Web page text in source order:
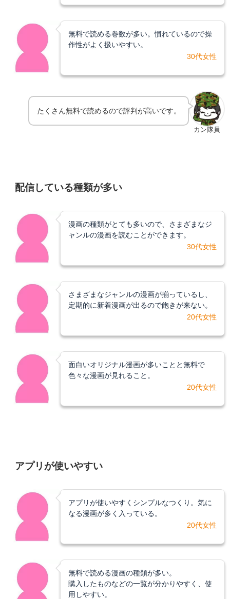
無料で読める巻数が多い。慣れているので操
作性がよく扱いやすい。
30代女性
カン隊員
たくさん無料で読めるので評判が高いです。
配信している種類が多い
漫画の種類がとても多いので、さまざまなジ
ャンルの漫画を読むことができます。
30代女性
さまざまなジャンルの漫画が揃っているし、
定期的に新着漫画が出るので飽きが来ない。
20代女性
面白いオリジナル漫画が多いことと無料で
色々な漫画が見れること。
20代女性
アプリが使いやすい
アプリが使いやすくシンプルなつくり。気に
なる漫画が多く入っている。
20代女性
無料で読める漫画の種類が多い。
購入したものなどの一覧が分かりやすく、使
用しやすい。